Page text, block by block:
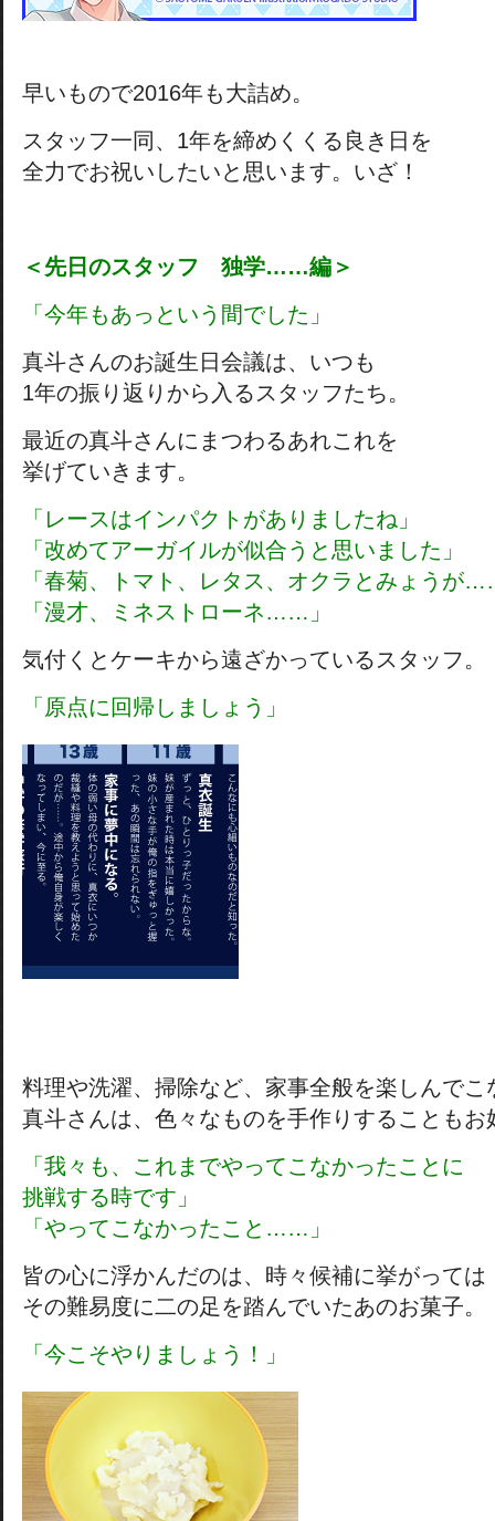
早いもので2016年も大詰め。
スタッフ一同、1年を締めくくる良き日を
全力でお祝いしたいと思います。いざ！
＜先日のスタッフ 独学……編＞
「今年もあっという間でした」
真斗さんのお誕生日会議は、いつも
1年の振り返りから入るスタッフたち。
最近の真斗さんにまつわるあれこれを
挙げていきます。
「レースはインパクトがありましたね」
「改めてアーガイルが似合うと思いました」
「春菊、トマト、レタス、オクラとみょうが
「漫才、ミネストローネ……」
気付くとケーキから遠ざかっているスタッフ。
「原点に回帰しましょう」
料理や洗濯、掃除など、家事全般を楽しんでこ
真斗さんは、色々なものを手作りすることもお
「我々も、これまでやってこなかったことに
挑戦する時です」
「やってこなかったこと……」
皆の心に浮かんだのは、時々候補に挙がっては
その難易度に二の足を踏んでいたあのお菓子。
「今こそやりましょう！」